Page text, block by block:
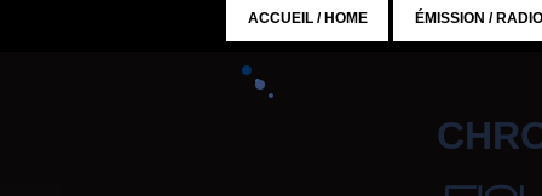
ACCUEIL / HOME ÉMISSION /